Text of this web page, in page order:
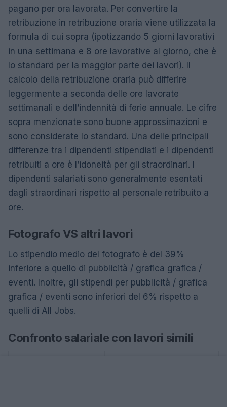
pagano per ora lavorata. Per convertire la
retribuzione in retribuzione oraria viene utilizzata la
formula di cui sopra (ipotizzando 5 giorni lavorativi
in ​​una settimana e 8 ore lavorative al giorno, che è
lo standard per la maggior parte dei lavori). Il
calcolo della retribuzione oraria può differire
leggermente a seconda delle ore lavorate
settimanali e dell’indennità di ferie annuale. Le cifre
sopra menzionate sono buone approssimazioni e
sono considerate lo standard. Una delle principali
differenze tra i dipendenti stipendiati e i dipendenti
retribuiti a ore è l’idoneità per gli straordinari. I
dipendenti salariati sono generalmente esentati
dagli straordinari rispetto al personale retribuito a
ore.
Fotografo VS altri lavori
Lo stipendio medio del fotografo è del 39%
inferiore a quello di pubblicità / grafica grafica /
eventi. Inoltre, gli stipendi per pubblicità / grafica
grafica / eventi sono inferiori del 6% rispetto a
quelli di All Jobs.
Confronto salariale con lavori simili